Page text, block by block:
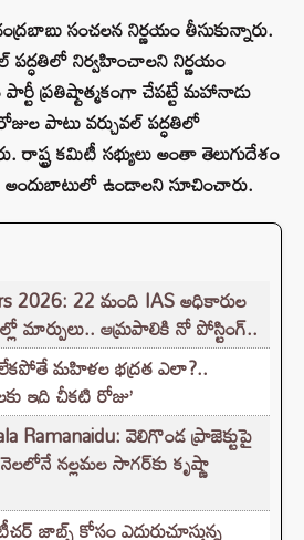
సంచలన నిర్ణయం తీసుకున్నారు.
పద్ధతిలో నిర్వహించాలని నిర్ణయం
పార్టీ ప్రతిష్టాత్మకంగా చేపట్టే మహానాడు
పాటు వర్చువల్ పద్ధతిలో
కమిటీ సభ్యులు అంతా తెలుగుదేశం
ఉండాలని సూచించారు.
2026: 22 మంది IAS అధికారుల
మార్పులు.. ఆమ్రపాలికి నో పోస్టింగ్..
మహిళల భద్రత ఎలా?..
ఇది చీకటి రోజు’
Ramanaidu: వెలిగొండ ప్రాజెక్టుపై
నల్లమల సాగర్‌కు కృష్ణా
జాబ్స్ కోసం ఎదురుచూస్తున్న